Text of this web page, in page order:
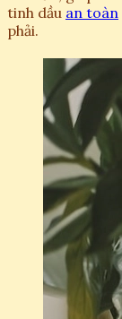
tinh dầu an toàn
phải.